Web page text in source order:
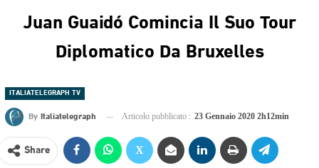
Juan Guaidó Comincia Il Suo Tour
Diplomatico Da Bruxelles
ITALIATELEGRAPH TV
By Italiatelegraph Articolo pubblicato : 23 Gennaio 2020 2h12min
Share